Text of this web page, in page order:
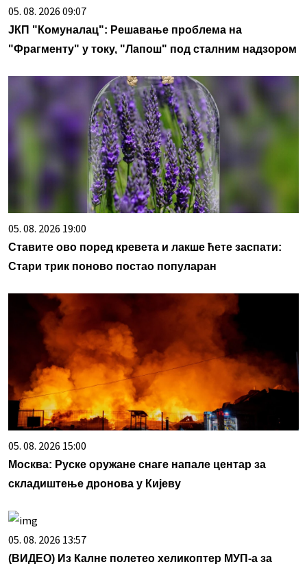
05. 08. 2026 09:07
ЈКП "Комуналац": Решавање проблема на
"Фрагменту" у току, "Лапош" под сталним надзором
05. 08. 2026 19:00
Ставите ово поред кревета и лакше ћете заспати:
Стари трик поново постао популаран
05. 08. 2026 15:00
Москва: Руске оружане снаге напале центар за
складиштење дронова у Кијеву
05. 08. 2026 13:57
(ВИДЕО) Из Калне полетео хеликоптер МУП-а за